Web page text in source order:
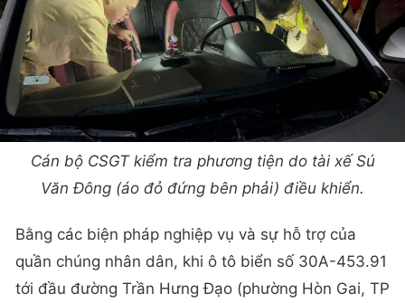
Cán bộ CSGT kiểm tra phương tiện do tài xế Sú
Văn Đông (áo đỏ đứng bên phải) điều khiển.
Bằng các biện pháp nghiệp vụ và sự hỗ trợ của
quần chúng nhân dân, khi ô tô biển số 30A-453.91
tới đầu đường Trần Hưng Đạo (phường Hòn Gai, TP